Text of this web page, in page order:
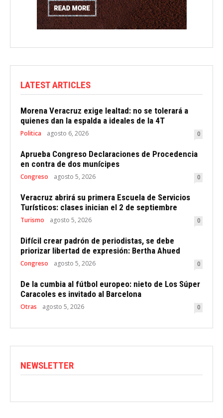
LATEST ARTICLES
Morena Veracruz exige lealtad: no se tolerará a
quienes dan la espalda a ideales de la 4T
Politica agosto 6, 2026 0
Aprueba Congreso Declaraciones de Procedencia
en contra de dos munícipes
Congreso agosto 5, 2026 0
Veracruz abrirá su primera Escuela de Servicios
Turísticos: clases inician el 2 de septiembre
Turismo agosto 5, 2026 0
Difícil crear padrón de periodistas, se debe
priorizar libertad de expresión: Bertha Ahued
Congreso agosto 5, 2026 0
De la cumbia al fútbol europeo: nieto de Los Súper
Caracoles es invitado al Barcelona
Otras agosto 5, 2026 0
NEWSLETTER